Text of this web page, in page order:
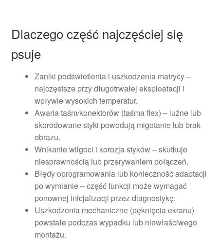
Dlaczego część najczęściej się
psuje
Zaniki podświetlenia i uszkodzenia matrycy –
najczęstsze przy długotrwałej eksploatacji i
wpływie wysokich temperatur.
Awaria taśm/konektorów (taśma flex) – luźne lub
skorodowane styki powodują migotanie lub brak
obrazu.
Wnikanie wilgoci i korozja styków – skutkuje
niesprawnością lub przerywaniem połączeń.
Błędy oprogramowania lub konieczność adaptacji
po wymianie – część funkcji może wymagać
ponownej inicjalizacji przez diagnostykę.
Uszkodzenia mechaniczne (pęknięcia ekranu)
powstałe podczas wypadku lub niewłaściwego
montażu.